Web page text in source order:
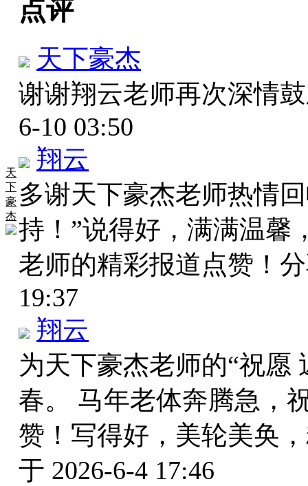
天
下
豪
杰
点评
天下豪杰
谢谢翔云老师再次深情
6-10 03:50
翔云
多谢天下豪杰老师热情
持！”说得好，满满温馨
老师的精彩报道点赞！
19:37
翔云
为天下豪杰老师的“祝愿
春。 马年老体奔腾急，
赞！写得好，美轮美奂
于 2026-6-4 17:46